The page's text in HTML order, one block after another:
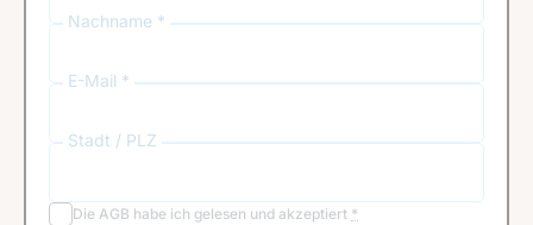
Nachname *
E-Mail *
Stadt / PLZ
Die AGB habe ich gelesen und akzeptiert *